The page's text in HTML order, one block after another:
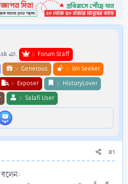
If you're in doubt ask الله.
Forum Staff
Generous
ilm Seeker
Exposer
HistoryLover
Salafi User
#1